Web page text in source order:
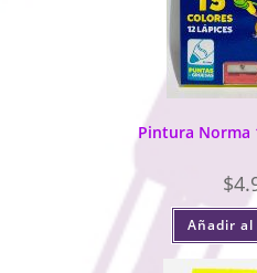
Pintura Norma
$
Añadir